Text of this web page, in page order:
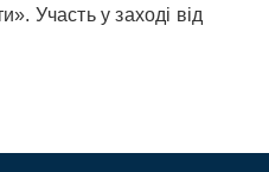
Участь у заході від